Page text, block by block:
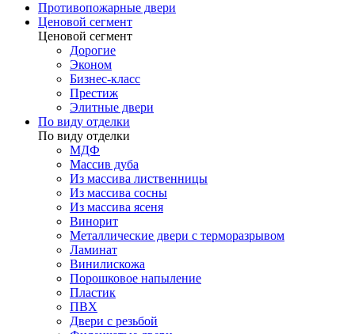
Противопожарные двери
Ценовой сегмент
Ценовой сегмент
Дорогие
Эконом
Бизнес-класс
Престиж
Элитные двери
По виду отделки
По виду отделки
МДФ
Массив дуба
Из массива лиственницы
Из массива сосны
Из массива ясеня
Винорит
Металлические двери с терморазрывом
Ламинат
Винилискожа
Порошковое напыление
Пластик
ПВХ
Двери с резьбой